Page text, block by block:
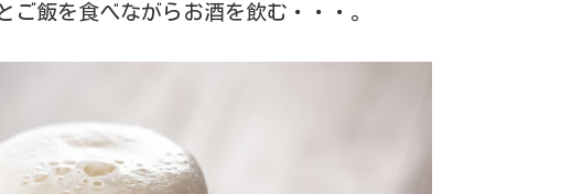
飯を食べながらお酒を飲む・・・。